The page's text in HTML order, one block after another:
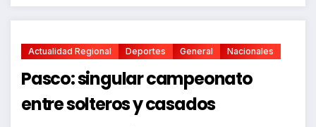
Actualidad Regional Deportes General Nacionales
Pasco: singular campeonato
entre solteros y casados